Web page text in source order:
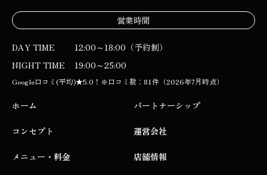
営業時間
DAY TIME
12:00～18:00（予約制）
NIGHT TIME
19:00～25:00
Google口コミ(平均)★5.0！※口コミ数：81件（2026年7月時点）
ホーム
コンセプト
メニュー・料金
パートナーシップ
運営会社
店舗情報